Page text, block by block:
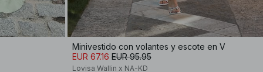
Minivestido con volantes y escote en V
EUR 67.16 EUR 95.95
Lovisa Wallin x NA-KD